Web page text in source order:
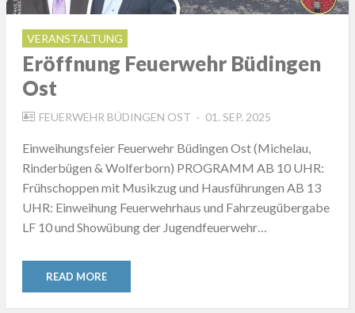
VERANSTALTUNG
Eröffnung Feuerwehr Büdingen
Ost
FEUERWEHR BÜDINGEN OST
POSTED
01. SEP. 2025
Einweihungsfeier Feuerwehr Büdingen Ost (Michelau,
Rinderbügen & Wolferborn) PROGRAMM AB 10 UHR:
Frühschoppen mit Musikzug und Hausführungen AB 13
UHR: Einweihung Feuerwehrhaus und Fahrzeugübergabe
LF 10 und Showübung der Jugendfeuerwehr…
READ MORE